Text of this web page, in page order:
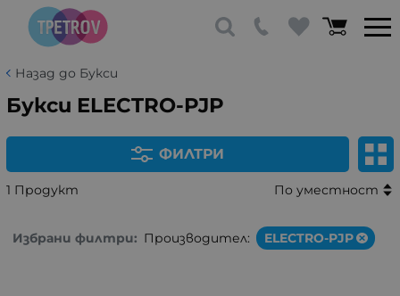
Назад до Букси
Букси ELECTRO-PJP
ФИЛТРИ
1 Продукт По уместност
Избрани филтри: Производител: ELECTRO-PJP